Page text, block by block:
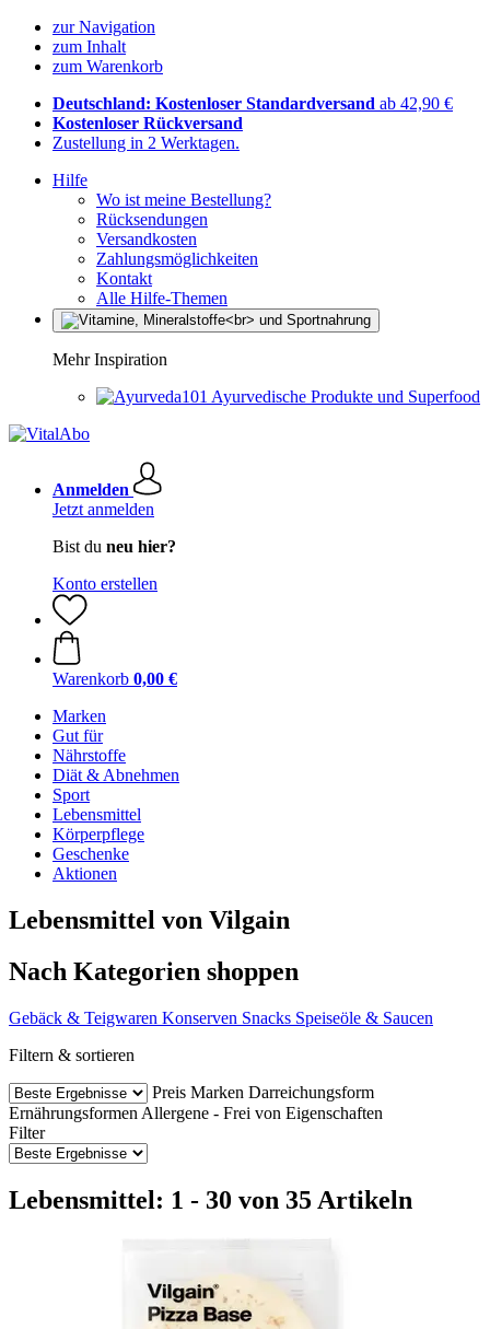
zur Navigation
zum Inhalt
zum Warenkorb
Deutschland: Kostenloser Standardversand ab 42,90 €
Kostenloser Rückversand
Zustellung in 2 Werktagen.
Hilfe
Wo ist meine Bestellung?
Rücksendungen
Versandkosten
Zahlungsmöglichkeiten
Kontakt
Alle Hilfe-Themen
Mehr Inspiration
Ayurvedische Produkte und Superfood
Anmelden
Jetzt anmelden
Bist du neu hier?
Konto erstellen
Warenkorb 0,00 €
Marken
Gut für
Nährstoffe
Diät & Abnehmen
Sport
Lebensmittel
Körperpflege
Geschenke
Aktionen
Lebensmittel von Vilgain
Nach Kategorien shoppen
Gebäck & Teigwaren Konserven Snacks Speiseöle & Saucen
Filtern & sortieren
Preis Marken Darreichungsform
Ernährungsformen Allergene - Frei von Eigenschaften
Filter
Lebensmittel: 1 - 30 von 35 Artikeln